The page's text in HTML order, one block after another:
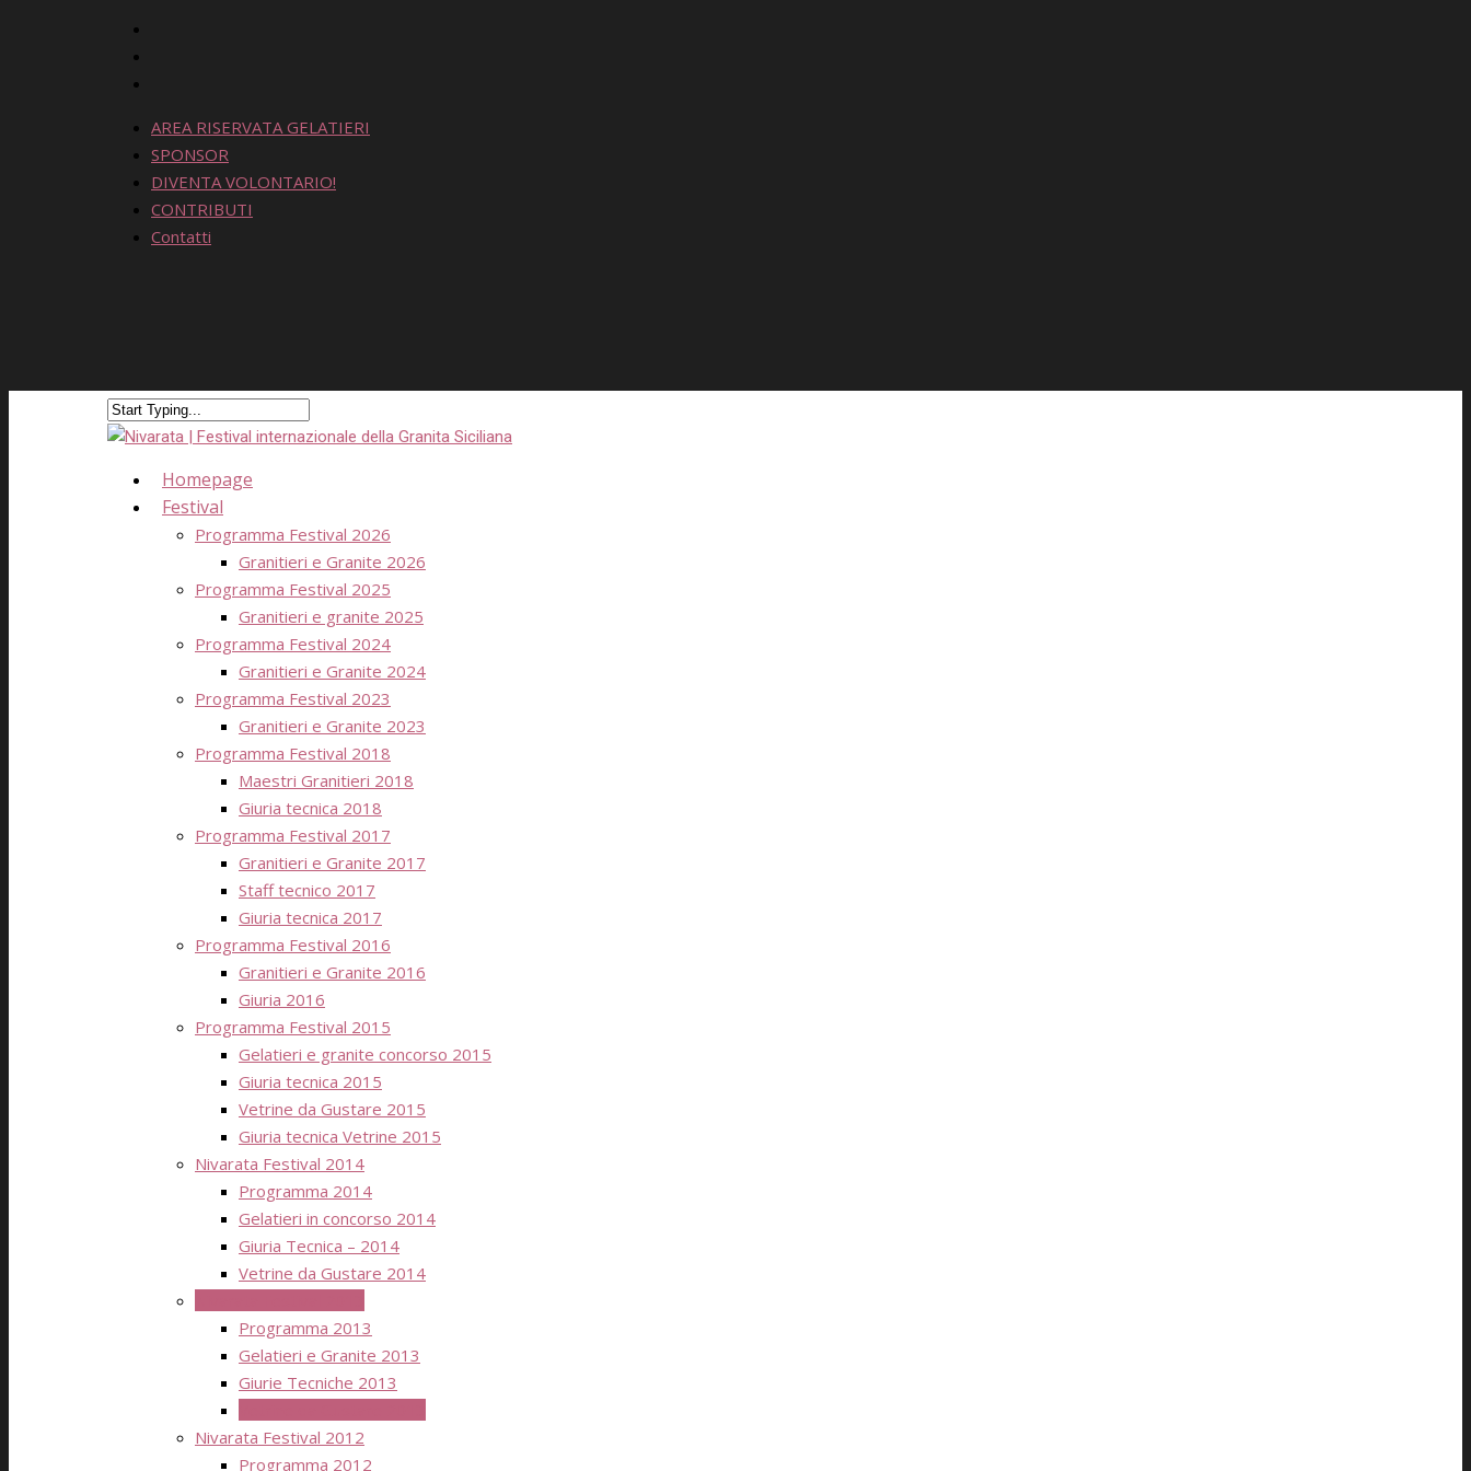
AREA RISERVATA GELATIERI
SPONSOR
DIVENTA VOLONTARIO!
CONTRIBUTI
Contatti
Homepage
Festival
Programma Festival 2026
Granitieri e Granite 2026
Programma Festival 2025
Granitieri e granite 2025
Programma Festival 2024
Granitieri e Granite 2024
Programma Festival 2023
Granitieri e Granite 2023
Programma Festival 2018
Maestri Granitieri 2018
Giuria tecnica 2018
Programma Festival 2017
Granitieri e Granite 2017
Staff tecnico 2017
Giuria tecnica 2017
Programma Festival 2016
Granitieri e Granite 2016
Giuria 2016
Programma Festival 2015
Gelatieri e granite concorso 2015
Giuria tecnica 2015
Vetrine da Gustare 2015
Giuria tecnica Vetrine 2015
Nivarata Festival 2014
Programma 2014
Gelatieri in concorso 2014
Giuria Tecnica – 2014
Vetrine da Gustare 2014
Programma 2013
Gelatieri e Granite 2013
Giurie Tecniche 2013
Nivarata Festival 2012
Programma 2012